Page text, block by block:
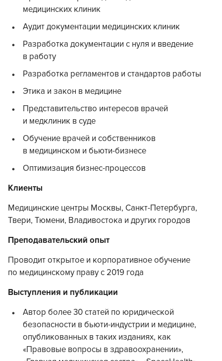
медицинских клиник
Аудит документации медицинских клиник
Разработка документации с нуля и введение
в работу
Разработка регламентов и стандартов работы
Этика и закон в медицине
Представительство интересов врачей
и медклиник в суде
Обучение врачей и собственников
в медицинском и бьюти-бизнесе
Оптимизация бизнес-процессов
Клиенты
Медицинские центры Москвы, Санкт-Петербурга,
Твери, Тюмени, Владивостока и других городов
Преподавательский опыт
Проводит открытое и корпоративное обучение
по медицинскому праву с 2019 года
Выступления и публикации
Автор более 30 статей по юридической
безопасности в бьюти-индустрии и медицине,
опубликованных в таких изданиях, как
«Правовые вопросы в здравоохранении»,